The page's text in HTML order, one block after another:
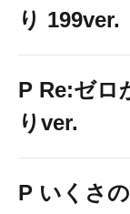
り 199ver.
P Re:ゼロ
りver.
P いくさ